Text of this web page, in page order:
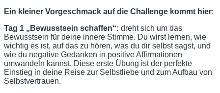
Ein kleiner Vorgeschmack auf die Challenge kommt hier:
Tag 1 „Bewusstsein schaffen“: dreht sich um das
Bewusstsein für deine innere Stimme. Du wirst lernen, wie
wichtig es ist, auf das zu hören, was du dir selbst sagst, und
wie du negative Gedanken in positive Affirmationen
umwandeln kannst. Diese erste Übung ist der perfekte
Einstieg in deine Reise zur Selbstliebe und zum Aufbau von
Selbstvertrauen.